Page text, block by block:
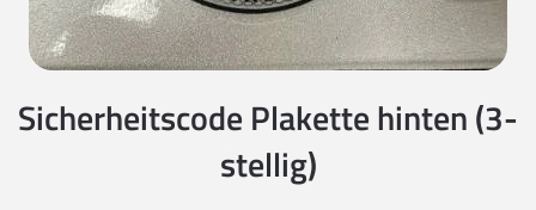
Sicherheitscode Plakette hinten (3-
stellig)